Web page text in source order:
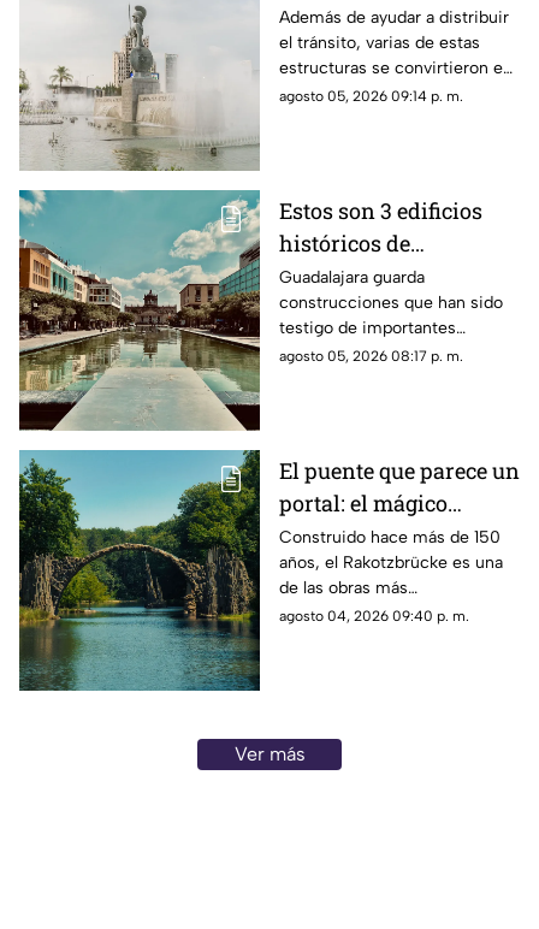
llena de glorietas? Esta
es la razón
Además de ayudar a distribuir
el tránsito, varias de estas
estructuras se convirtieron en
símbolos de la ciudad y puntos
agosto 05, 2026 09:14 p. m.
Estos son 3 edificios
históricos de
Guadalajara que tienes
que conocer al menos
una vez
Guadalajara guarda
construcciones que han sido
testigo de importantes
momentos de la historia de la
agosto 05, 2026 08:17 p. m.
El puente que parece un
portal: el mágico
rincón de Alemania
que desafía la vista
Construido hace más de 150
años, el Rakotzbrücke es una
de las obras más
sorprendentes de Alemania. Su
agosto 04, 2026 09:40 p. m.
Ver más